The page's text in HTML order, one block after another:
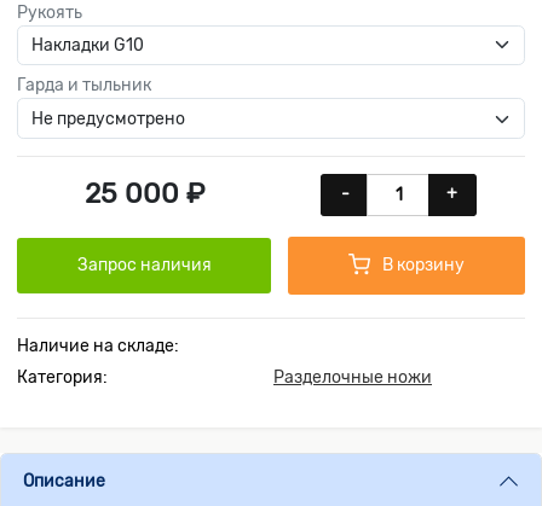
Рукоять
Гарда и тыльник
25 000 ₽ - +
Запрос наличия В корзину
Наличие на складе:
Категория:
Разделочные ножи
Описание